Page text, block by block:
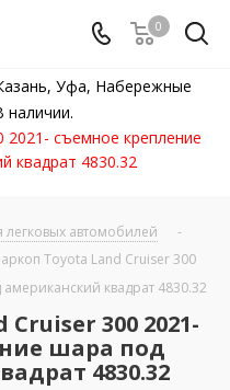
0
Уфа, Набережные
съемное крепление
квадрат 4830.32
автомобилей
-
Toyota Land Cruiser 300
квадрат 4830.32
300 2021-
шара под
4830.32